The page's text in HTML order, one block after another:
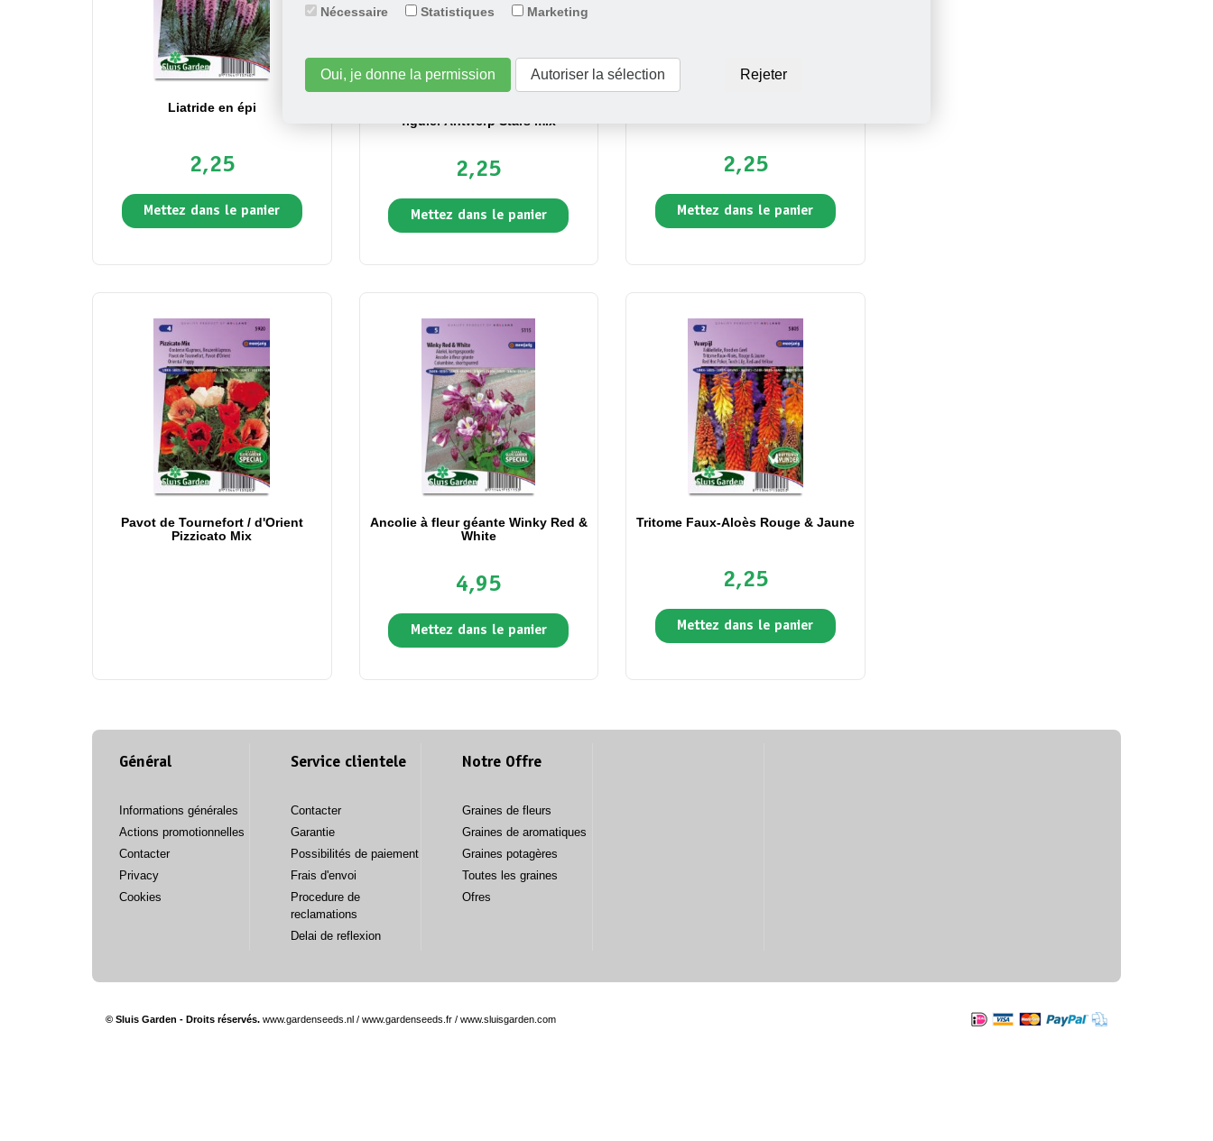
Nécessaire Statistiques Marketing
Oui, je donne la permission Autoriser la sélection Rejeter
Liatride en épi
2,25
Mettez dans le panier
figuier Antwerp Stars mix
2,25
Mettez dans le panier
2,25
Mettez dans le panier
Pavot de Tournefort / d'Orient
Pizzicato Mix
Ancolie à fleur géante Winky Red &
White
4,95
Mettez dans le panier
Tritome Faux-Aloès Rouge & Jaune
2,25
Mettez dans le panier
Général
Informations générales
Actions promotionnelles
Contacter
Privacy
Cookies
Service clientele
Contacter
Garantie
Possibilités de paiement
Frais d'envoi
Procedure de
reclamations
Delai de reflexion
Notre Offre
Graines de fleurs
Graines de aromatiques
Graines potagères
Toutes les graines
Ofres
© Sluis Garden - Droits réservés. www.gardenseeds.nl / www.gardenseeds.fr / www.sluisgarden.com